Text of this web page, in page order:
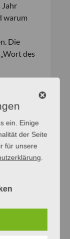
Jahr
warum
Die
des
ein. Einige
der Seite
für unsere
.